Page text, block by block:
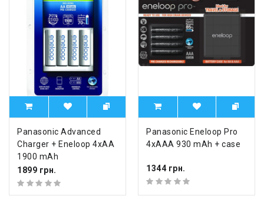
Panasonic Advanced
Charger + Eneloop 4xAA
1900 mAh
1899 грн.
Panasonic Eneloop Pro
4xAAA 930 mAh + case
1344 грн.